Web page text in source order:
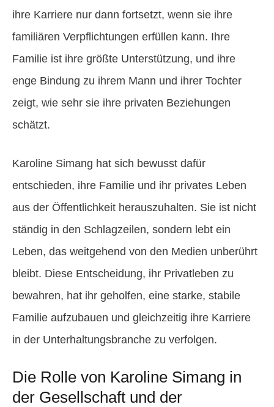
ihre Karriere nur dann fortsetzt, wenn sie ihre
familiären Verpflichtungen erfüllen kann. Ihre
Familie ist ihre größte Unterstützung, und ihre
enge Bindung zu ihrem Mann und ihrer Tochter
zeigt, wie sehr sie ihre privaten Beziehungen
schätzt.
Karoline Simang hat sich bewusst dafür
entschieden, ihre Familie und ihr privates Leben
aus der Öffentlichkeit herauszuhalten. Sie ist nicht
ständig in den Schlagzeilen, sondern lebt ein
Leben, das weitgehend von den Medien unberührt
bleibt. Diese Entscheidung, ihr Privatleben zu
bewahren, hat ihr geholfen, eine starke, stabile
Familie aufzubauen und gleichzeitig ihre Karriere
in der Unterhaltungsbranche zu verfolgen.
Die Rolle von Karoline Simang in
der Gesellschaft und der